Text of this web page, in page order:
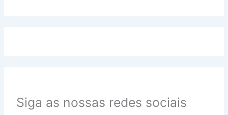
Siga as nossas redes sociais